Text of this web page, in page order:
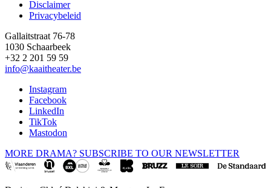
Disclaimer
Privacybeleid
Gallaitstraat 76-78
1030 Schaarbeek
+32 2 201 59 59
info@kaaitheater.be
Instagram
Facebook
LinkedIn
TikTok
Mastodon
MORE DRAMA? SUBSCRIBE TO OUR NEWSLETTER